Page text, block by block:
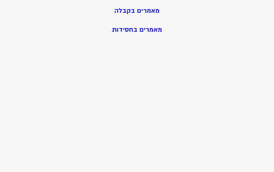
מאמרים בקבלה
מאמרים בחסידות